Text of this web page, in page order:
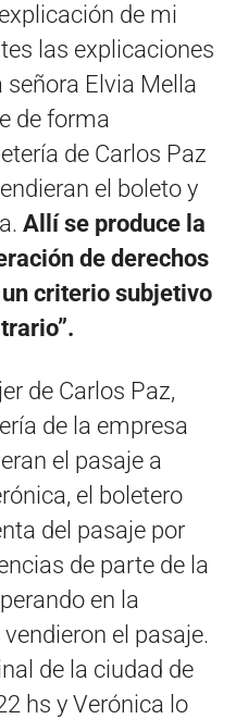
de mi
las explicaciones
señora Elvia Mella
de forma
de Carlos Paz
el boleto y
Allí se produce la
de derechos
criterio subjetivo
de Carlos Paz,
de la empresa
el pasaje a
el boletero
del pasaje por
de parte de la
en la
el pasaje.
de la ciudad de
hs y Verónica lo